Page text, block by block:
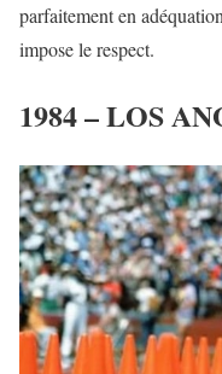
parfaitement en
impose le respect.
1984 – LOS